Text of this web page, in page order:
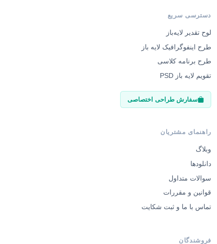
دسترسی سریع
لوح تقدیر لایه‌باز
طرح اینفوگرافیک لایه باز
طرح برنامه کلاسی
تقویم لایه باز PSD
سفارش طراحی اختصاصی
راهنمای مشتریان
وبلاگ
دانلودها
سوالات متداول
قوانین و مقررات
تماس با ما و ثبت شکایت
فروشندگان